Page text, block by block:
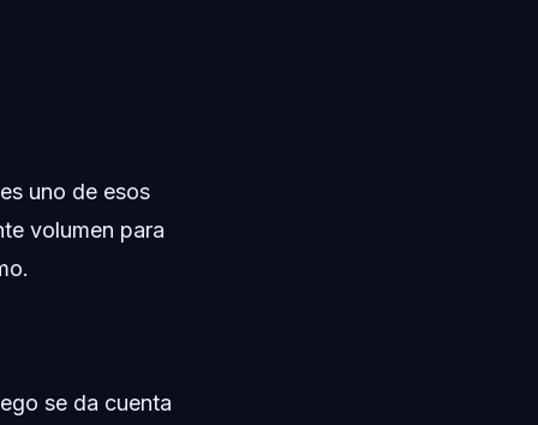
uno de esos
volumen para
se da cuenta